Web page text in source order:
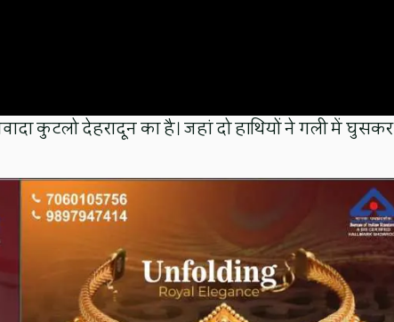
कुटलो देहरादून का है। जहां दो हाथियों ने गली में घुसकर